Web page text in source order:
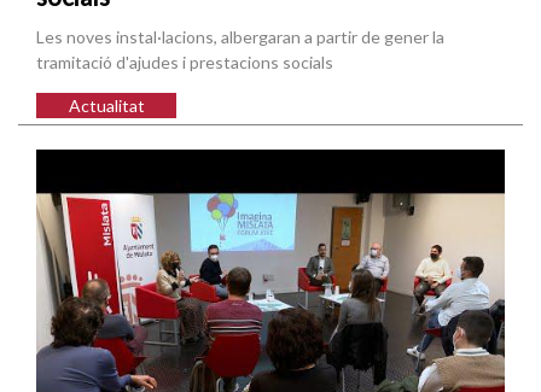
Les noves instal·lacions, albergaran a partir de gener la
tramitació d'ajudes i prestacions socials
Actualitat